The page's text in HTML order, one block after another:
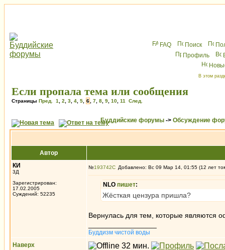
FAQ Поиск
Профиль
В этом
Если пропала тема или сообщения
Страницы Пред. 1 2 3 4 5 6 7 8 9 10 11 След.
Буддийские форумы -> Обсуждение
Автор
КИ
3Д
Зарегистрирован:
17.02.2005
Суждений: 52235
№193742 Добавлено: Вс 09 Мар 14, 01:55 (12 лет
NLO пишет:
Жёсткая цензура пришла?
Вернулась для тем, которые являются
Буддизм чистой воды
Наверх